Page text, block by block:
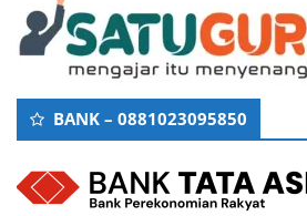
BANK – 0881023095850